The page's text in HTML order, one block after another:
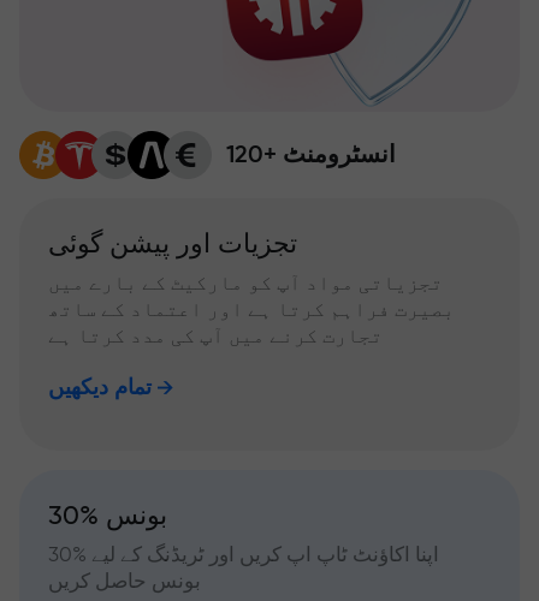
120+ انسٹرومنٹ
تجزیات اور پیشن گوئی
تجزیاتی مواد آپ کو مارکیٹ کے بارے میں
بصیرت فراہم کرتا ہے اور اعتماد کے ساتھ
تجارت کرنے میں آپ کی مدد کرتا ہے
تمام دیکھیں
30% بونس
اپنا اکاؤنٹ ٹاپ اپ کریں اور ٹریڈنگ کے لیے %30
بونس حاصل کریں